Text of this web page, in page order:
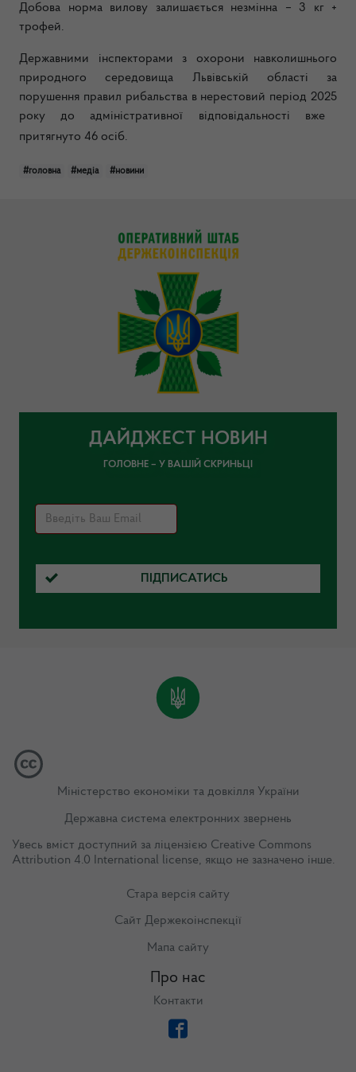
Добова норма вилову залишається незмінна – 3 кг +
трофей.
Державними інспекторами з охорони навколишнього
природного середовища Львівській області за
порушення правил рибальства в нерестовий період 2025
року до адміністративної відповідальності вже
притягнуто 46 осіб.
#головна #медіа #новини
ДАЙДЖЕСТ НОВИН
ГОЛОВНЕ – У ВАШІЙ СКРИНЬЦІ
ПІДПИСАТИСЬ
Міністерство економіки та довкілля України
Державна система електронних звернень
Увесь вміст доступний за ліцензією Creative Commons
Attribution 4.0 International license, якщо не зазначено інше.
Стара версія сайту
Сайт Держекоінспекції
Мапа сайту
Про нас
Контакти